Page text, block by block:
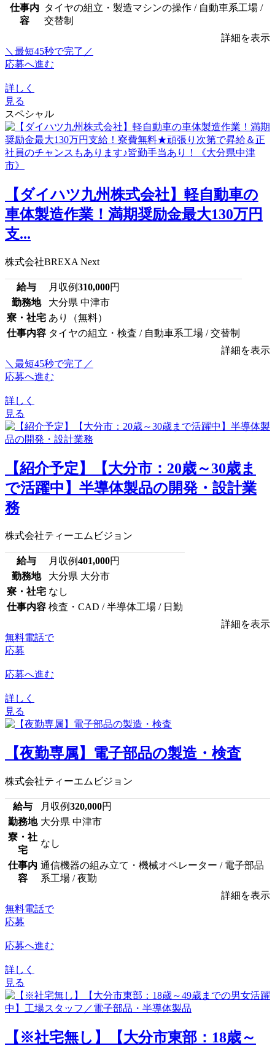
仕事内
容
タイヤの組立・製造マシンの操作 / 自動車系工場 /
交替制
詳細を表示
＼最短45秒で完了／
応募へ進む
詳しく
見る
スペシャル
【ダイハツ九州株式会社】軽自動車の
車体製造作業！満期奨励金最大130万円
支...
株式会社BREXA Next
給与 月収例310,000円
勤務地
大分県 中津市
寮・社宅 あり（無料）
仕事内容 タイヤの組立・検査 / 自動車系工場 / 交替制
詳細を表示
＼最短45秒で完了／
応募へ進む
詳しく
見る
【紹介予定】【大分市：20歳～30歳ま
で活躍中】半導体製品の開発・設計業
務
株式会社ティーエムビジョン
給与 月収例401,000円
勤務地
大分県 大分市
寮・社宅 なし
仕事内容 検査・CAD / 半導体工場 / 日勤
詳細を表示
無料電話で
応募
応募へ進む
詳しく
見る
【夜勤専属】電子部品の製造・検査
株式会社ティーエムビジョン
給与 月収例320,000円
勤務地 大分県 中津市
寮・社
宅
なし
仕事内
容
通信機器の組み立て・機械オペレーター / 電子部品
系工場 / 夜勤
詳細を表示
無料電話で
応募
応募へ進む
詳しく
見る
【※社宅無し】【大分市東部：18歳～